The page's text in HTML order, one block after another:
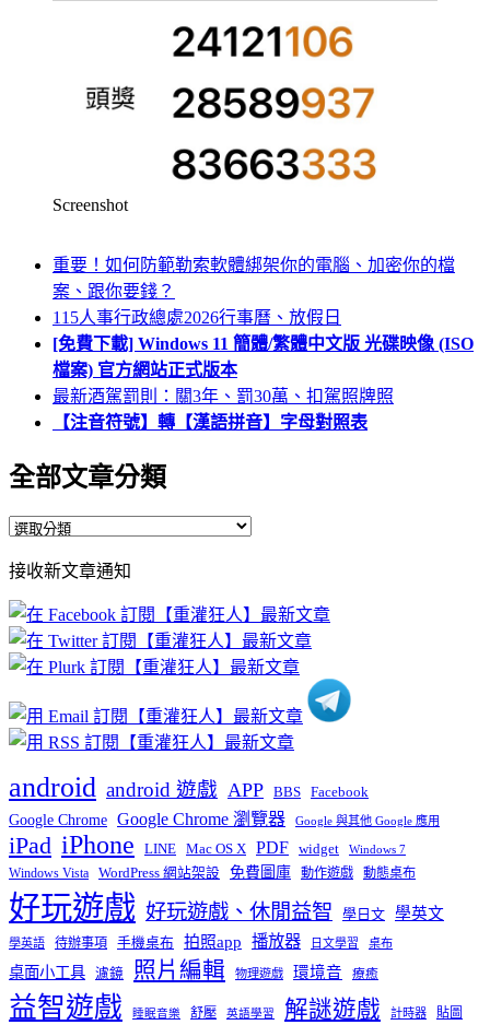
Screenshot
重要！如何防範勒索軟體綁架你的電腦、加密你的檔
案、跟你要錢？
115人事行政總處2026行事曆、放假日
[免費下載] Windows 11 簡體/繁體中文版 光碟映像 (ISO
檔案) 官方網站正式版本
最新酒駕罰則：關3年、罰30萬、扣駕照牌照
【注音符號】轉【漢語拼音】字母對照表
全部文章分類
全
文
章
分
類
接收新文章通知
android android 遊戲 APP BBS Facebook
Google Chrome Google Chrome 瀏覽器 Google 與其他 Google 應用
iPad iPhone LINE Mac OS X PDF widget Windows 7
Windows Vista WordPress 網站架設 免費圖庫 動作遊戲 動態桌布
好玩遊戲 好玩遊戲、休閒益智 學日文 學英文
學英語 待辦事項 手機桌布 拍照app 播放器 日文學習 桌布
桌面小工具 濾鏡 照片編輯 物理遊戲 環境音 療癒
益智遊戲 睡眠音樂 舒壓 英語學習 解謎遊戲 計時器 貼圖